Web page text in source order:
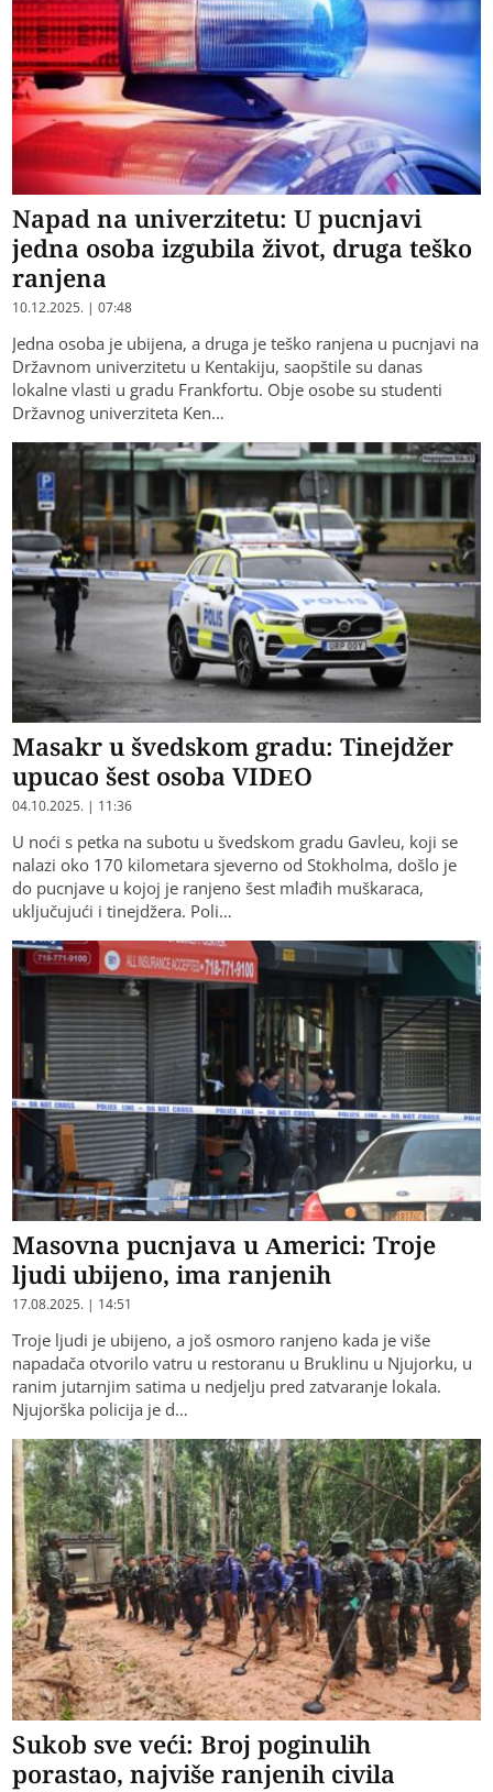
Napad na univerzitetu: U pucnjavi
jedna osoba izgubila život, druga teško
ranjena
10.12.2025. | 07:48
Jedna osoba je ubijena, a druga je teško ranjena u pucnjavi na
Državnom univerzitetu u Kentakiju, saopštile su danas
lokalne vlasti u gradu Frankfortu. Obje osobe su studenti
Državnog univerziteta Ken…
Masakr u švedskom gradu: Tinejdžer
upucao šest osoba VIDEO
04.10.2025. | 11:36
U noći s petka na subotu u švedskom gradu Gavleu, koji se
nalazi oko 170 kilometara sjeverno od Stokholma, došlo je
do pucnjave u kojoj je ranjeno šest mlađih muškaraca,
uključujući i tinejdžera. Poli…
Masovna pucnjava u Americi: Troje
ljudi ubijeno, ima ranjenih
17.08.2025. | 14:51
Troje ljudi je ubijeno, a još osmoro ranjeno kada je više
napadača otvorilo vatru u restoranu u Bruklinu u Njujorku, u
ranim jutarnjim satima u nedjelju pred zatvaranje lokala.
Njujorška policija je d…
Sukob sve veći: Broj poginulih
porastao, najviše ranjenih civila